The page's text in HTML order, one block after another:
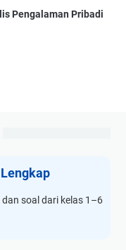
Pengalaman Pribadi
soal dari kelas 1–6